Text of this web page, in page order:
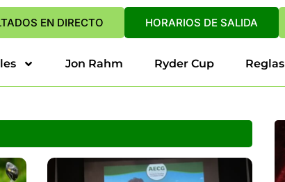
EN DIRECTO HORARIOS DE SALIDA
Jon Rahm Ryder Cup Reglas